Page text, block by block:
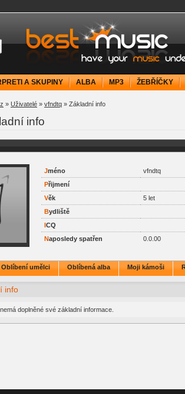
- Have your music under
A SKUPINY ALBA MP3 ŽEBŘÍČKY
» Uživatelé » vfndtq » Základní info
info
Jméno
vfndtq
Přijmení
Věk
5 let
Bydliště
ICQ
Naposledy spatřen 0.0.00
Oblíbení umělci Oblíbená alba Moji kámoši
info
doplněné své základní informace.